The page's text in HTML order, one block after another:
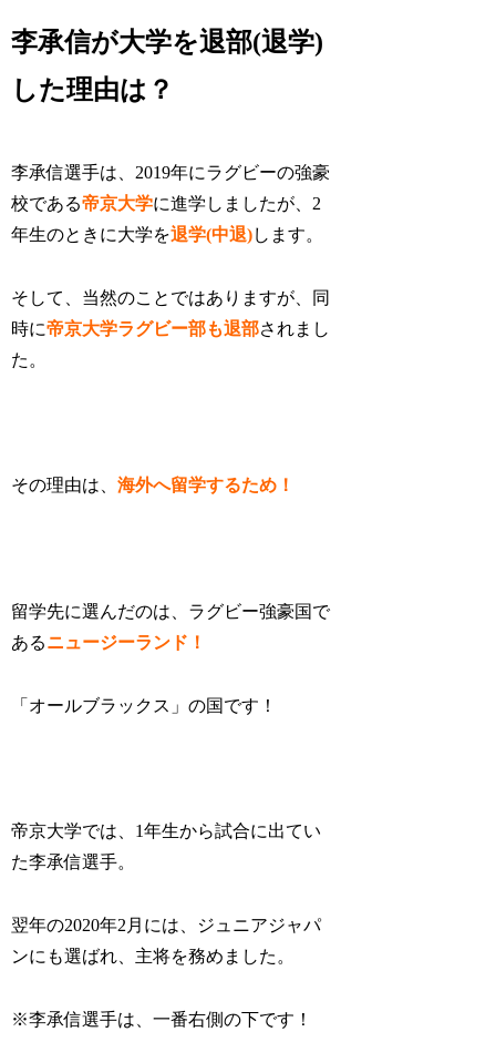
李承信が大学を退部(退学)
した理由は？
李承信選手は、2019年にラグビーの強豪
校である帝京大学に進学しましたが、2
年生のときに大学を退学(中退)します。
そして、当然のことではありますが、同
時に帝京大学ラグビー部も退部されまし
た。
その理由は、海外へ留学するため！
留学先に選んだのは、ラグビー強豪国で
あるニュージーランド！
「オールブラックス」の国です！
帝京大学では、1年生から試合に出てい
た李承信選手。
翌年の2020年2月には、ジュニアジャパ
ンにも選ばれ、主将を務めました。
※李承信選手は、一番右側の下です！